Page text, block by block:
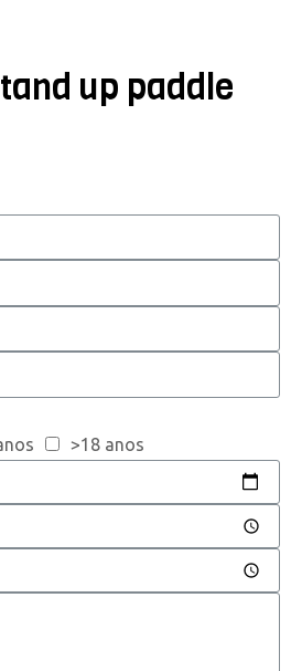
up paddle
>18 anos